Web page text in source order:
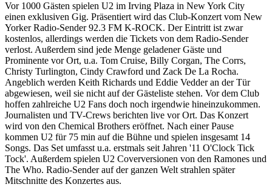
Vor 1000 Gästen spielen U2 im Irving Plaza in New York City
einen exklusiven Gig. Präsentiert wird das Club-Konzert vom New
Yorker Radio-Sender 92.3 FM K-ROCK. Der Eintritt ist zwar
kostenlos, allerdings werden die Tickets von dem Radio-Sender
verlost. Außerdem sind jede Menge geladener Gäste und
Prominente vor Ort, u.a. Tom Cruise, Billy Corgan, The Corrs,
Christy Turlington, Cindy Crawford und Zack De La Rocha.
Angeblich werden Keith Richards und Eddie Vedder an der Tür
abgewiesen, weil sie nicht auf der Gästeliste stehen. Vor dem Club
hoffen zahlreiche U2 Fans doch noch irgendwie hineinzukommen.
Journalisten und TV-Crews berichten live vor Ort. Das Konzert
wird von den Chemical Brothers eröffnet. Nach einer Pause
kommen U2 für 75 min auf die Bühne und spielen insgesamt 14
Songs. Das Set umfasst u.a. erstmals seit Jahren '11 O'Clock Tick
Tock'. Außerdem spielen U2 Coverversionen von den Ramones und
The Who. Radio-Sender auf der ganzen Welt strahlen später
Mitschnitte des Konzertes aus.